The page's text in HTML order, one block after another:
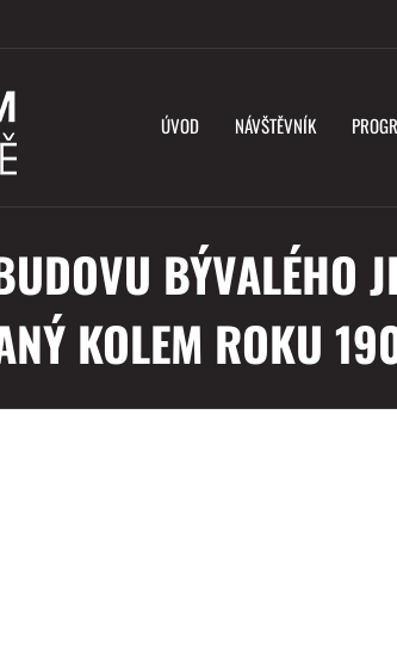
ÚVOD NÁVŠTĚVNÍK
BÝVALÉHO
KOLEM ROKU